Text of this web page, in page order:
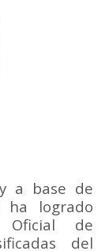
a base de
ha logrado
Oficial de
del